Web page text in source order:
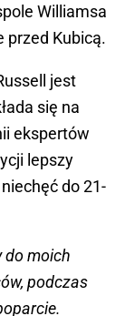
Williamsa
przed Kubicą.
jest
się na
ekspertów
lepszy
do 21-
do moich
podczas